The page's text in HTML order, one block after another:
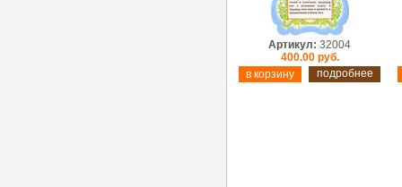
Артикул: 32004
400.00 руб.
подробнее